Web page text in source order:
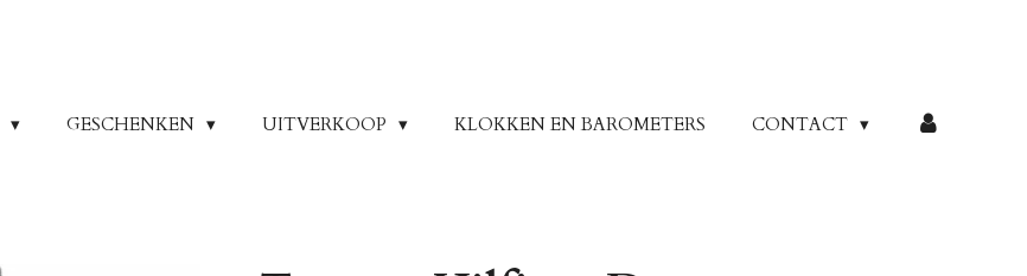
GESCHENKEN UITVERKOOP KLOKKEN EN BAROMETERS CONTACT